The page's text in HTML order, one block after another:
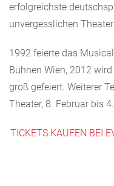
erfolgreichste
unvergesslichen
1992 feierte das
Bühnen Wien, 2012
groß gefeiert. Weiterer
Theater, 8. Februar bis
TICKETS KAUFEN BEI